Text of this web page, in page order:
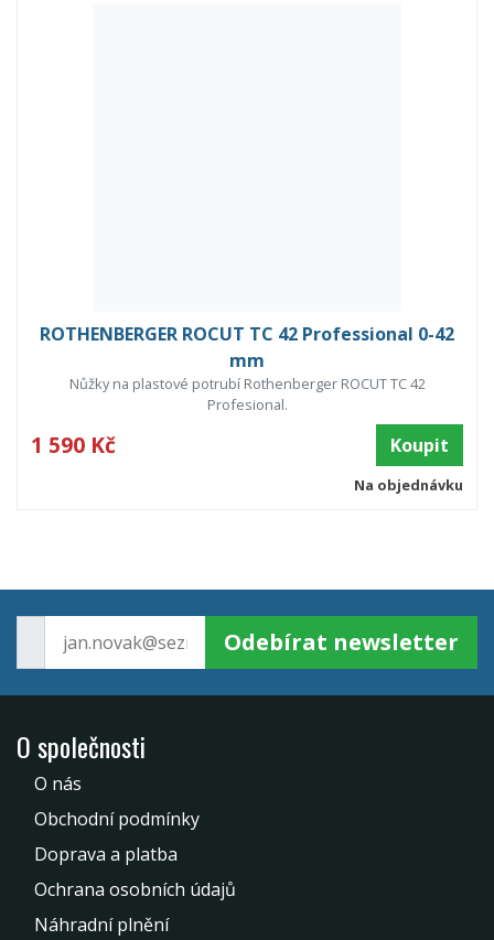
ROTHENBERGER ROCUT TC 42 Professional 0-42
mm
Nůžky na plastové potrubí Rothenberger ROCUT TC 42
Profesional.
1 590 Kč Koupit
Na objednávku
Odebírat newsletter
O společnosti
O nás
Obchodní podmínky
Doprava a platba
Ochrana osobních údajů
Náhradní plnění